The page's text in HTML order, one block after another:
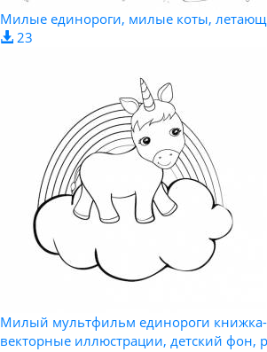
Милые единороги, милые коты,
23
Милый мультфильм единороги книжка-
векторные иллюстрации, детский фон,